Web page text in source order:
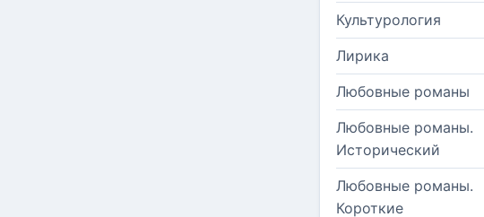
Культурология
Лирика
Любовные романы
Любовные романы.
Исторический
Любовные романы.
Короткие